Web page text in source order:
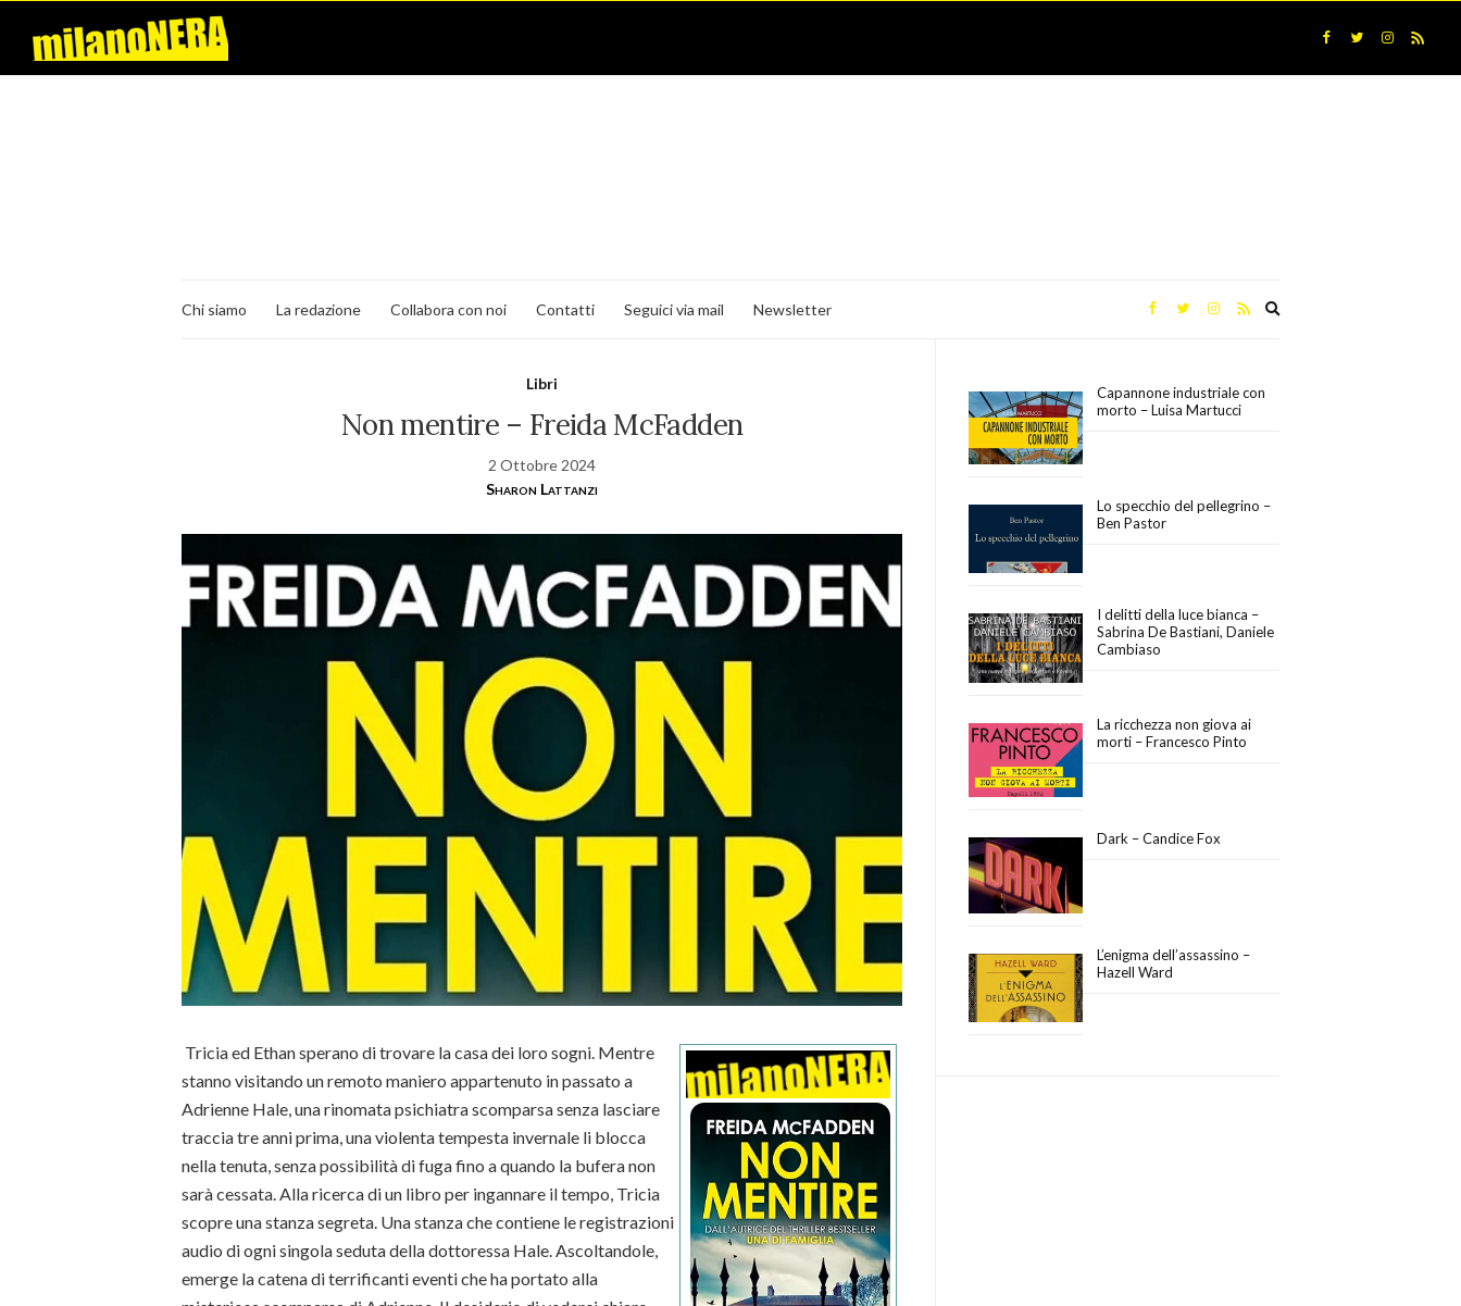
Chi siamo La redazione Collabora con noi Contatti Seguici via mail Newsletter
Libri
Non mentire – Freida McFadden
2 Ottobre 2024
Sharon Lattanzi
Tricia ed Ethan sperano di trovare la casa dei loro sogni. Mentre
stanno visitando un remoto maniero appartenuto in passato a
Adrienne Hale, una rinomata psichiatra scomparsa senza lasciare
traccia tre anni prima, una violenta tempesta invernale li blocca
nella tenuta, senza possibilità di fuga fino a quando la bufera non
sarà cessata. Alla ricerca di un libro per ingannare il tempo, Tricia
scopre una stanza segreta. Una stanza che contiene le registrazioni
audio di ogni singola seduta della dottoressa Hale. Ascoltandole,
emerge la catena di terrificanti eventi che ha portato alla
Capannone industriale con
morto – Luisa Martucci
Lo specchio del pellegrino –
Ben Pastor
I delitti della luce bianca –
Sabrina De Bastiani, Daniele
Cambiaso
La ricchezza non giova ai
morti – Francesco Pinto
Dark – Candice Fox
L’enigma dell’assassino –
Hazell Ward